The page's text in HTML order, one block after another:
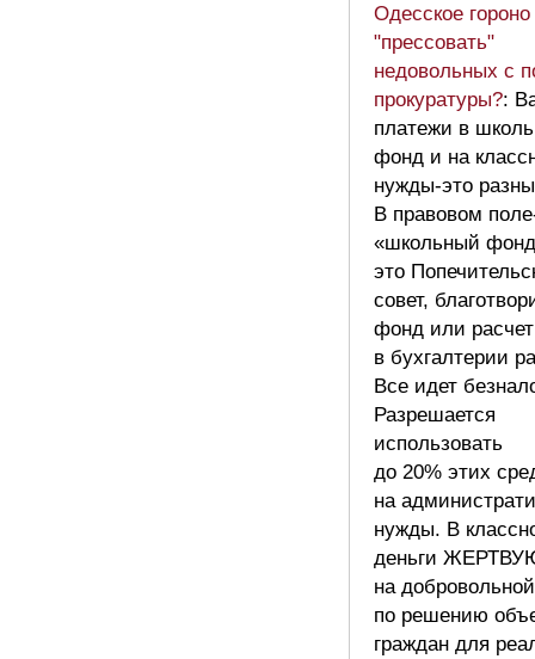
Одесское гороно
"прессовать"
недовольных с
прокуратуры?:
платежи в
фонд и на
нужды-это
В правовом
«школьный
это
совет,
фонд или
в бухгалтерии
Все идет
Разрешается
использовать
до 20% этих
на
нужды. В
деньги
на
по решению
граждан для